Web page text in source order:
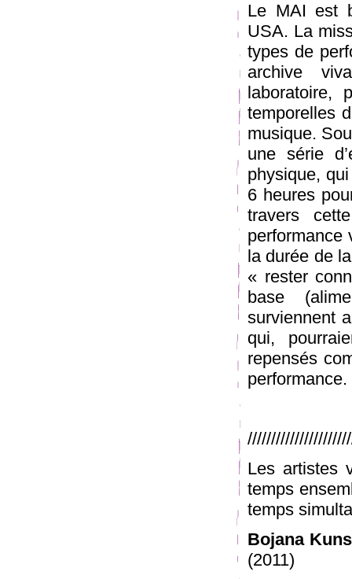
Le MAI est
USA. La
types de
archive
laboratoire,
temporelles
musique.
une série
physique,
6 heures
travers
performance
la durée de
« rester
base
surviennent
qui,
repensés
Les artistes
temps
temps
Bojana
(2011)